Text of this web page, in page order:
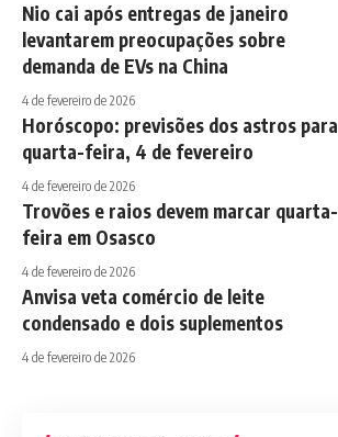
Nio cai após entregas de janeiro
levantarem preocupações sobre
demanda de EVs na China
4 de fevereiro de 2026
Horóscopo: previsões dos astros para
quarta-feira, 4 de fevereiro
4 de fevereiro de 2026
Trovões e raios devem marcar quarta-
feira em Osasco
4 de fevereiro de 2026
Anvisa veta comércio de leite
condensado e dois suplementos
4 de fevereiro de 2026